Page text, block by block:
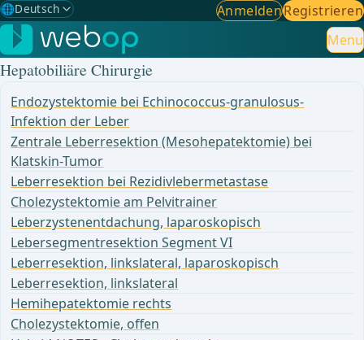
🌐Deutsch
Gewählte Sprache: Deutsch
🇩🇪 Deutsch ✓
🇬🇧English
🇪🇸Spanisch
🇧🇷Brasilianisch
AnmeldenRegistrieren
Menu
Hepatobiliäre Chirurgie
Endozystektomie bei Echinococcus-granulosus-
Infektion der Leber
Zentrale Leberresektion (Mesohepatektomie) bei
Klatskin-Tumor
Leberresektion bei Rezidivlebermetastase
Cholezystektomie am Pelvitrainer
Leberzystenentdachung, laparoskopisch
Lebersegmentresektion Segment VI
Leberresektion, linkslateral, laparoskopisch
Leberresektion, linkslateral
Hemihepatektomie rechts
Cholezystektomie, offen